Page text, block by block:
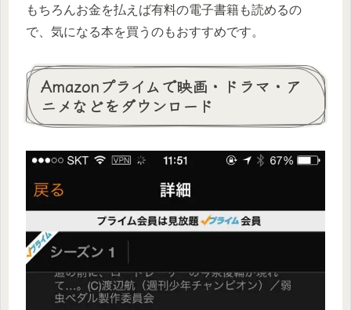
もちろんお金を払えば有料の電子書籍も読めるの
で、気になる本を買うのもおすすめです。
Amazonプライムで映画・ドラマ・ア
ニメなどをダウンロード